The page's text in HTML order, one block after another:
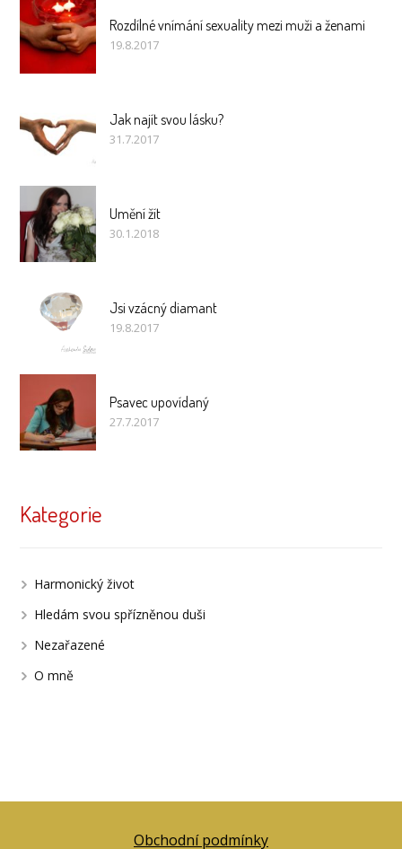
Rozdílné vnímání sexuality mezi muži a ženami
19.8.2017
Jak najít svou lásku?
31.7.2017
Umění žít
30.1.2018
Jsi vzácný diamant
19.8.2017
Psavec upovídaný
27.7.2017
Kategorie
Harmonický život
Hledám svou spřízněnou duši
Nezařazené
O mně
Obchodní podmínky